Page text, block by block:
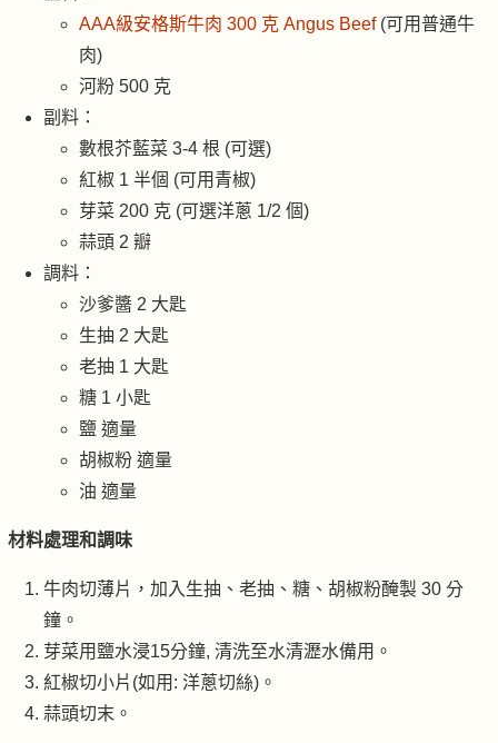
AAA級安格斯牛肉 300 克 Angus Beef(可用普通牛
肉)
河粉 500 克
副料：
數根芥藍菜 3-4 根 (可選)
紅椒 1 半個 (可用青椒)
芽菜 200 克 (可選洋蔥 1/2 個)
蒜頭 2 瓣
調料：
沙爹醬 2 大匙
生抽 2 大匙
老抽 1 大匙
糖 1 小匙
鹽 適量
胡椒粉 適量
油 適量
材料處理和調味
牛肉切薄片，加入生抽、老抽、糖、胡椒粉醃製 30 分
鐘。
芽菜用鹽水浸15分鐘, 清洗至水清瀝水備用。
紅椒切小片(如用: 洋蔥切絲)。
蒜頭切末。